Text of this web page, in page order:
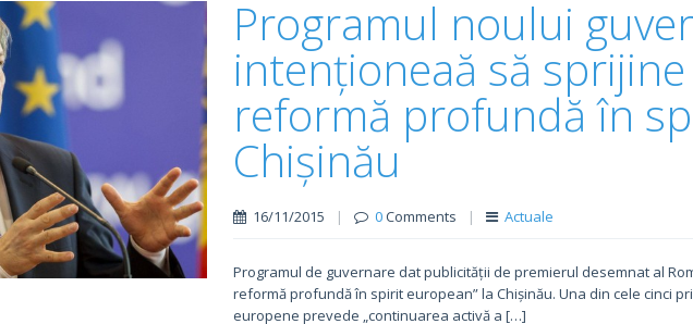
Programul noului
intenționeaă să
reformă profundă în
Chișinău
16/11/2015 | 0Comments | Actuale
Programul de guvernare dat publicității de premierul desemnat al
reformă profundă în spirit european” la Chișinău. Una din cele cinci
europene prevede „continuarea activă a […]